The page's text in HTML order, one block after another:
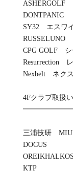
ASHERGOLF
DONTPANIC
SY32 エスワ
RUSSELUNO
CPG GOLF シ
Resurrection
Nexbelt ネク
4Fクラブ取扱
三浦技研
DOCUS
OREIKHALKOS
KTP